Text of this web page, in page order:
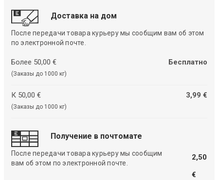
Доставка на дом
После передачи товара курьеру мы сообщим вам об этом
по электронной почте.
Более 50,00 €
(Заказы до 1000 кг)
Бесплатно
К 50,00 €
(Заказы до 1000 кг)
3,99 €
Получение в почтомате
После передачи товара курьеру мы сообщим
вам об этом по электронной почте.
2,50
€